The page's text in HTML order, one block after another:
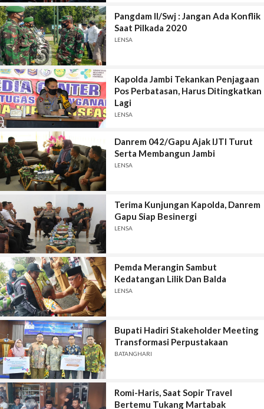
Pangdam II/Swj : Jangan Ada Konflik
Saat Pilkada 2020
LENSA
Kapolda Jambi Tekankan Penjagaan
Pos Perbatasan, Harus Ditingkatkan
Lagi
LENSA
Danrem 042/Gapu Ajak IJTI Turut
Serta Membangun Jambi
LENSA
Terima Kunjungan Kapolda, Danrem
Gapu Siap Besinergi
LENSA
Pemda Merangin Sambut
Kedatangan Lilik Dan Balda
LENSA
Bupati Hadiri Stakeholder Meeting
Transformasi Perpustakaan
BATANGHARI
Romi-Haris, Saat Sopir Travel
Bertemu Tukang Martabak